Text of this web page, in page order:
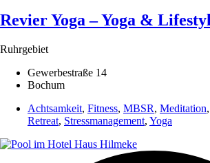
Revier Yoga – Yoga &
Ruhrgebiet
Gewerbestraße 14
Bochum
Achtsamkeit, Fitness, MBSR, Meditation,
Retreat, Stressmanagement, Yoga